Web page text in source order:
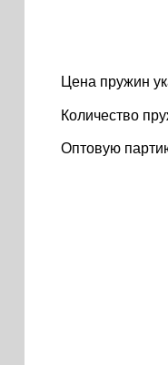
Цена пружин
Количество
Оптовую